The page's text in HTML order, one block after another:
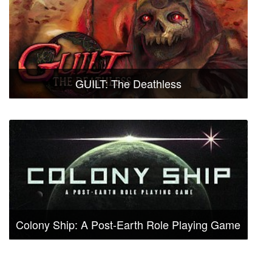
GUILT: The Deathless
Colony Ship: A Post-Earth Role Playing Game